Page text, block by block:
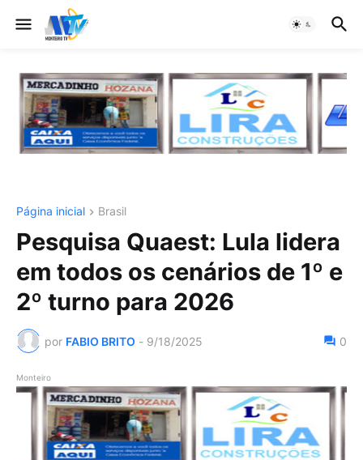
Página inicial Brasil
Pesquisa Quaest: Lula lidera
em todos os cenários de 1º e
2º turno para 2026
por FABIO BRITO - 9/18/2025 0
Monteiro